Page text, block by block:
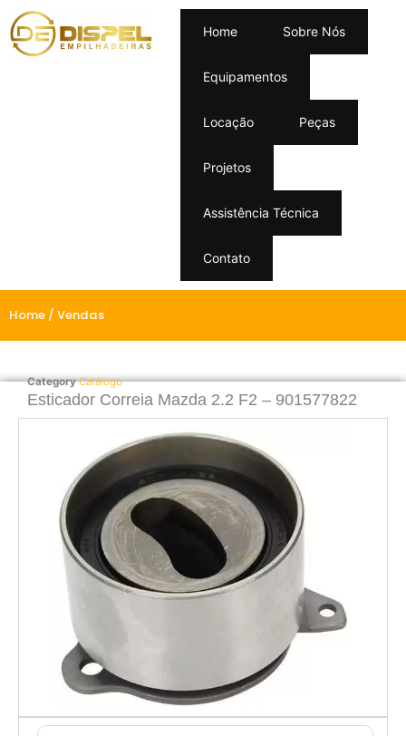
Home Sobre Nós
Equipamentos
Locação Peças
Projetos
Assistência Técnica
Contato
Home / Vendas
Esticador Correia Mazda 2.2 F2 – 901577822
Category Catálogo